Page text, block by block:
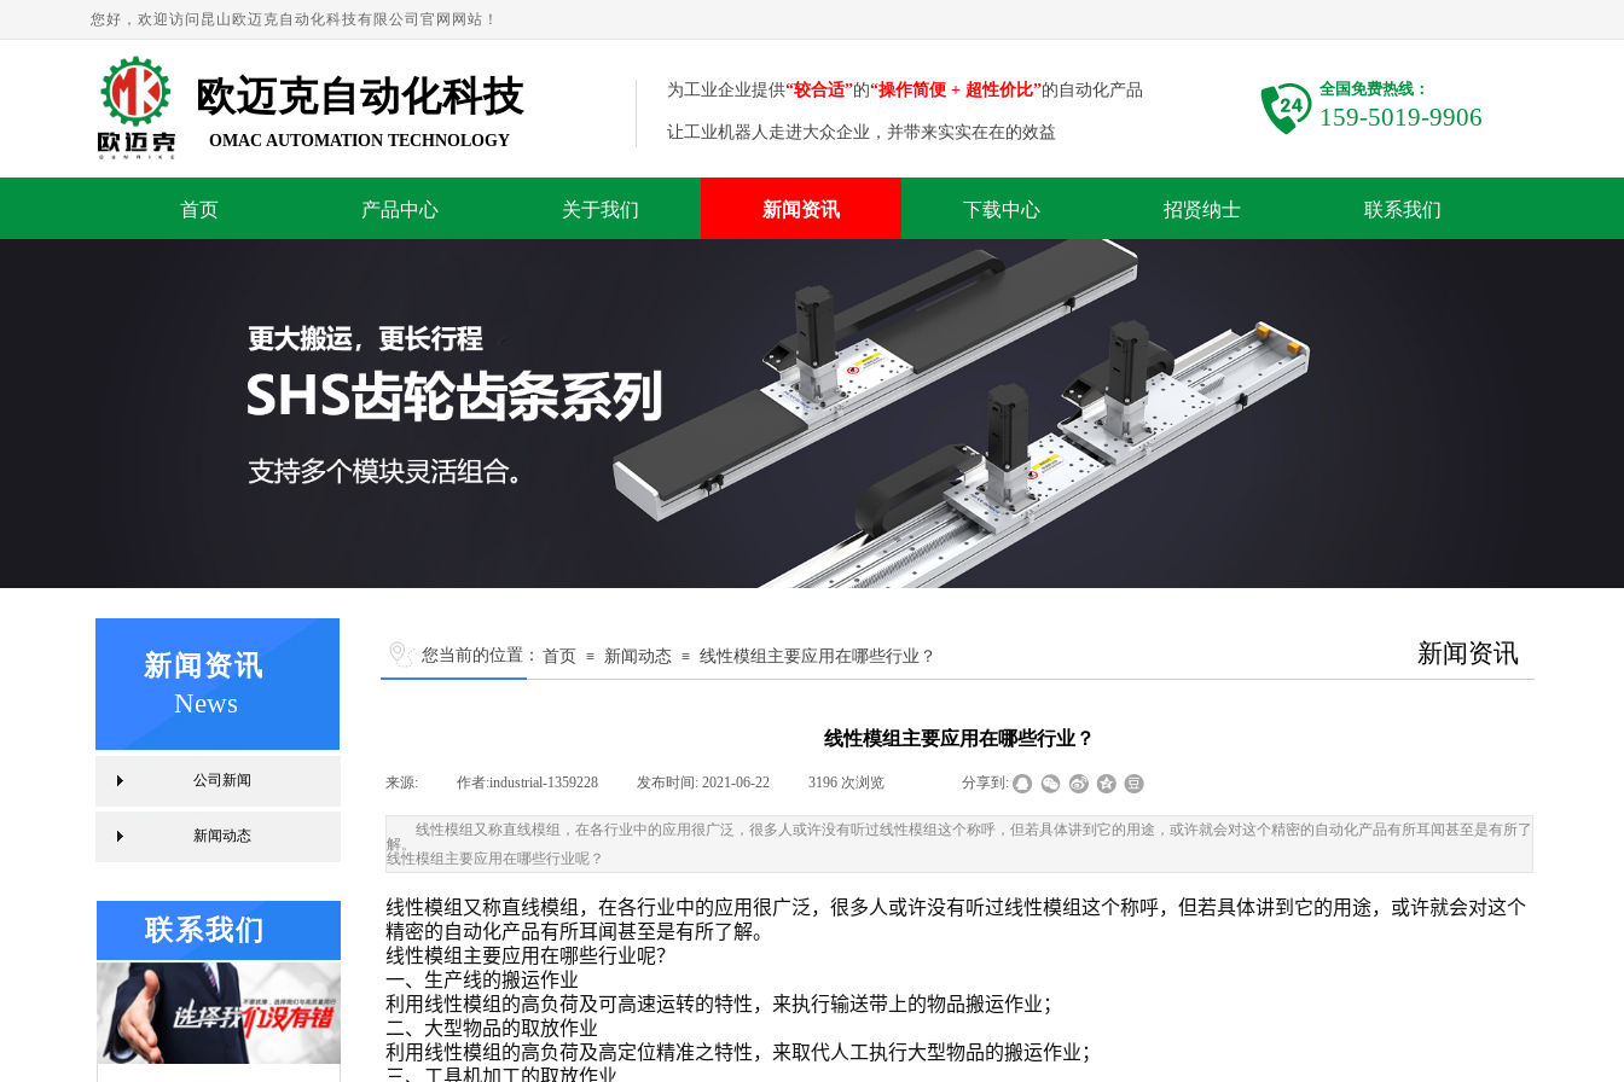
您好，欢迎访问昆山欧迈克自动化科技有限公司官网网站！
欧迈克自动化科技 全国免费热线：
159-5019-9906
OMAC AUTOMATION TECHNOLOGY
为工业企业提供“较合适”的“操作简便 + 超性价比”的自动化产品
让工业机器人走进大众企业，并带来实实在在的效益
首页 产品中心 关于我们 新闻资讯 下载中心 招贤纳士 联系我们
精益求精诚信至上
以市场为导向、顾客满意为宗旨 不断达到国际标准 领先行业水平
新闻资讯
您当前的位置：
新闻资讯 首页 ≡ 新闻动态 ≡ 线性模组主要应用在哪些行业？
News
线性模组主要应用在哪些行业？
来源: 作者:industrial-1359228 发布时间: 2021-06-22 3196 次浏览 分享到:
线性模组又称直线模组，在各行业中的应用很广泛，很多人或许没有听过线性模组这个称呼，但若具体讲到它的用途，或许就会对这个精密的自动化产品有所耳闻甚至是有所了
解。
线性模组主要应用在哪些行业呢？
线性模组又称直线模组，在各行业中的应用很广泛，很多人或许没有听过线性模组这个称呼，但若具体讲到它的用途，或许就会对这个
精密的自动化产品有所耳闻甚至是有所了解。
线性模组主要应用在哪些行业呢？
一、生产线的搬运作业
利用线性模组的高负荷及可高速运转的特性，来执行输送带上的物品搬运作业；
二、大型物品的取放作业
利用线性模组的高负荷及高定位精准之特性，来取代人工执行大型物品的搬运作业；
三、工具机加工的取放作业
公司新闻
新闻动态
联系我们